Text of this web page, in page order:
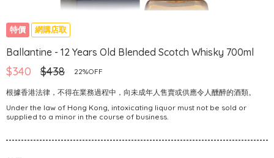
特價 網購店取
Ballantine - 12 Years Old Blended Scotch Whisky 700ml
$340 $438 22%OFF
根據香港法律，不得在業務過程中，向未成年人售賣或供應令人醺醉的酒類。
Under the law of Hong Kong, intoxicating liquor must not be sold or
supplied to a minor in the course of business.